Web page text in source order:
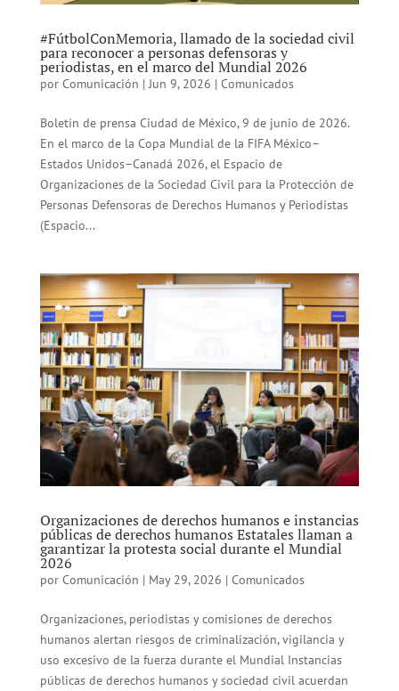
#FútbolConMemoria, llamado de la sociedad civil
para reconocer a personas defensoras y
periodistas, en el marco del Mundial 2026
por Comunicación |Jun 9, 2026 | Comunicados
Boletín de prensa Ciudad de México, 9 de junio de 2026.
En el marco de la Copa Mundial de la FIFA México–
Estados Unidos–Canadá 2026, el Espacio de
Organizaciones de la Sociedad Civil para la Protección de
Personas Defensoras de Derechos Humanos y Periodistas
(Espacio...
Organizaciones de derechos humanos e instancias
públicas de derechos humanos Estatales llaman a
garantizar la protesta social durante el Mundial
2026
por Comunicación | May 29, 2026 | Comunicados
Organizaciones, periodistas y comisiones de derechos
humanos alertan riesgos de criminalización, vigilancia y
uso excesivo de la fuerza durante el Mundial Instancias
públicas de derechos humanos y sociedad civil acuerdan